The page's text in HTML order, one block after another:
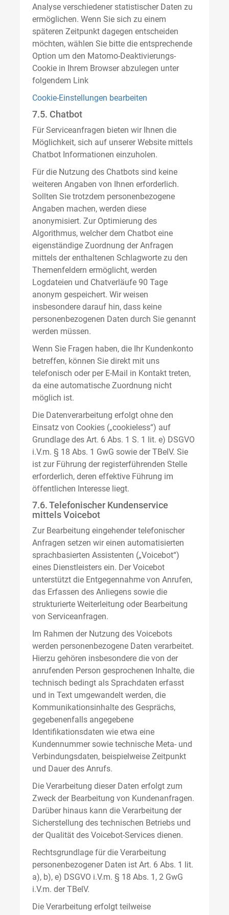
Analyse verschiedener statistischer Daten zu
ermöglichen. Wenn Sie sich zu einem
späteren Zeitpunkt dagegen entscheiden
möchten, wählen Sie bitte die entsprechende
Option um den Matomo-Deaktivierungs-
Cookie in Ihrem Browser abzulegen unter
folgendem Link
Cookie-Einstellungen bearbeiten
7.5. Chatbot
Für Serviceanfragen bieten wir Ihnen die
Möglichkeit, sich auf unserer Website mittels
Chatbot Informationen einzuholen.
Für die Nutzung des Chatbots sind keine
weiteren Angaben von Ihnen erforderlich.
Sollten Sie trotzdem personenbezogene
Angaben machen, werden diese
anonymisiert. Zur Optimierung des
Algorithmus, welcher dem Chatbot eine
eigenständige Zuordnung der Anfragen
mittels der enthaltenen Schlagworte zu den
Themenfeldern ermöglicht, werden
Logdateien und Chatverläufe 90 Tage
anonym gespeichert. Wir weisen
insbesondere darauf hin, dass keine
personenbezogenen Daten durch Sie genannt
werden müssen.
Wenn Sie Fragen haben, die Ihr Kundenkonto
betreffen, können Sie direkt mit uns
telefonisch oder per E-Mail in Kontakt treten,
da eine automatische Zuordnung nicht
möglich ist.
Die Datenverarbeitung erfolgt ohne den
Einsatz von Cookies („cookieless“) auf
Grundlage des Art. 6 Abs. 1 S. 1 lit. e) DSGVO
i.V.m. § 18 Abs. 1 GwG sowie der TBelV. Sie
ist zur Führung der registerführenden Stelle
erforderlich, deren effektive Führung im
öffentlichen Interesse liegt.
7.6. Telefonischer Kundenservice
mittels Voicebot
Zur Bearbeitung eingehender telefonischer
Anfragen setzen wir einen automatisierten
sprachbasierten Assistenten („Voicebot“)
eines Dienstleisters ein. Der Voicebot
unterstützt die Entgegennahme von Anrufen,
das Erfassen des Anliegens sowie die
strukturierte Weiterleitung oder Bearbeitung
von Serviceanfragen.
Im Rahmen der Nutzung des Voicebots
werden personenbezogene Daten verarbeitet.
Hierzu gehören insbesondere die von der
anrufenden Person gesprochenen Inhalte, die
technisch bedingt als Sprachdaten erfasst
und in Text umgewandelt werden, die
Kommunikationsinhalte des Gesprächs,
gegebenenfalls angegebene
Identifikationsdaten wie etwa eine
Kundennummer sowie technische Meta- und
Verbindungsdaten, beispielweise Zeitpunkt
und Dauer des Anrufs.
Die Verarbeitung dieser Daten erfolgt zum
Zweck der Bearbeitung von Kundenanfragen.
Darüber hinaus kann die Verarbeitung der
Sicherstellung des technischen Betriebs und
der Qualität des Voicebot-Services dienen.
Rechtsgrundlage für die Verarbeitung
personenbezogener Daten ist Art. 6 Abs. 1 lit.
a), b), e) DSGVO i.V.m. § 18 Abs. 1, 2 GwG
i.V.m. der TBelV.
Die Verarbeitung erfolgt teilweise